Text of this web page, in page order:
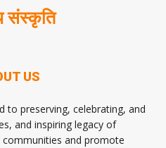
संस्कृति
US
to preserving, celebrating, and
and inspiring legacy of
communities and promote